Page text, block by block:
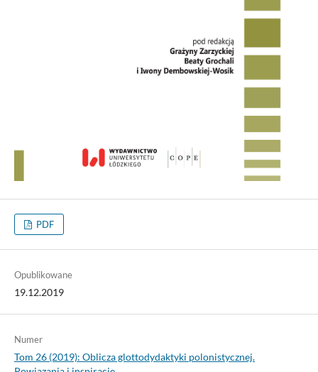
PDF
Opublikowane
19.12.2019
Numer
Tom 26 (2019): Oblicza glottodydaktyki polonistycznej.